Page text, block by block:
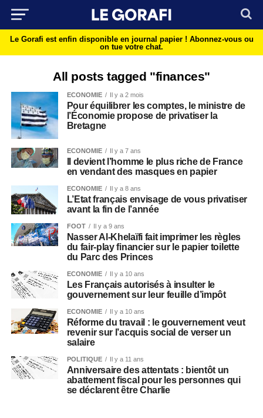
Le Gorafi est enfin disponible en journal papier ! Abonnez-vous ou
on tue votre chat.
All posts tagged "finances"
ECONOMIE Il y a 2 mois
Pour équilibrer les comptes, le ministre de
l’Économie propose de privatiser la
Bretagne
ECONOMIE Il y a 7 ans
Il devient l’homme le plus riche de France
en vendant des masques en papier
ECONOMIE Il y a 8 ans
L’Etat français envisage de vous privatiser
avant la fin de l’année
FOOT Il y a 9 ans
Nasser Al-Khelaïfi fait imprimer les règles
du fair-play financier sur le papier toilette
du Parc des Princes
ECONOMIE Il y a 10 ans
Les Français autorisés à insulter le
gouvernement sur leur feuille d’impôt
ECONOMIE Il y a 10 ans
Réforme du travail : le gouvernement veut
revenir sur l’acquis social de verser un
salaire
POLITIQUE Il y a 11 ans
Anniversaire des attentats : bientôt un
abattement fiscal pour les personnes qui
se déclarent être Charlie